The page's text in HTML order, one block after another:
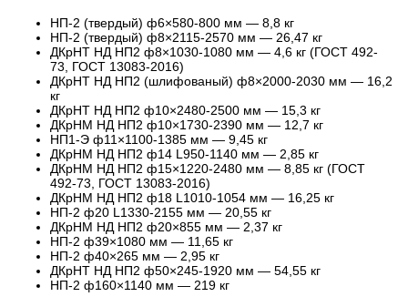
НП-2 (твердый) ф6×580-800 мм — 8,8 кг
НП-2 (твердый) ф8×2115-2570 мм — 26,47 кг
ДКрНТ НД НП2 ф8×1030-1080 мм — 4,6 кг (ГОСТ 492-
73, ГОСТ 13083-2016)
ДКрНТ НД НП2 (шлифованый) ф8×2000-2030 мм — 16,2
кг
ДКрНТ НД НП2 ф10×2480-2500 мм — 15,3 кг
ДКрНМ НД НП2 ф10×1730-2390 мм — 12,7 кг
НП1-Э ф11×1100-1385 мм — 9,45 кг
ДКрНМ НД НП2 ф14 L950-1140 мм — 2,85 кг
ДКрНМ НД НП2 ф15×1220-2480 мм — 8,85 кг (ГОСТ
492-73, ГОСТ 13083-2016)
ДКрНМ НД НП2 ф18 L1010-1054 мм — 16,25 кг
НП-2 ф20 L1330-2155 мм — 20,55 кг
ДКрНМ НД НП2 ф20×855 мм — 2,37 кг
НП-2 ф39×1080 мм — 11,65 кг
НП-2 ф40×265 мм — 2,95 кг
ДКрНТ НД НП2 ф50×245-1920 мм — 54,55 кг
НП-2 ф160×1140 мм — 219 кг